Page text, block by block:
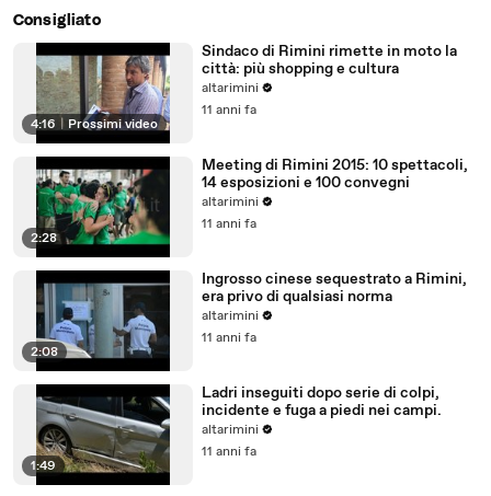
Consigliato
4:16 | Prossimi video
Sindaco di Rimini rimette in moto la
città: più shopping e cultura
altarimini
11 anni fa
2:28
Meeting di Rimini 2015: 10 spettacoli,
14 esposizioni e 100 convegni
altarimini
11 anni fa
2:08
Ingrosso cinese sequestrato a Rimini,
era privo di qualsiasi norma
altarimini
11 anni fa
1:49
Ladri inseguiti dopo serie di colpi,
incidente e fuga a piedi nei campi.
altarimini
11 anni fa